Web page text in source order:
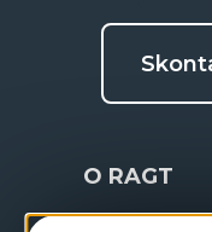
O RAGT